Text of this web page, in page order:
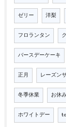
ゼリー 洋梨
フロランタン
バースデーケーキ
正月 レーズン
冬季休業 お休
ホワイトデー